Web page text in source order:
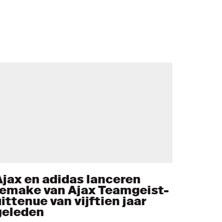
en adidas lanceren
van Ajax Teamgeist-
van vijftien jaar